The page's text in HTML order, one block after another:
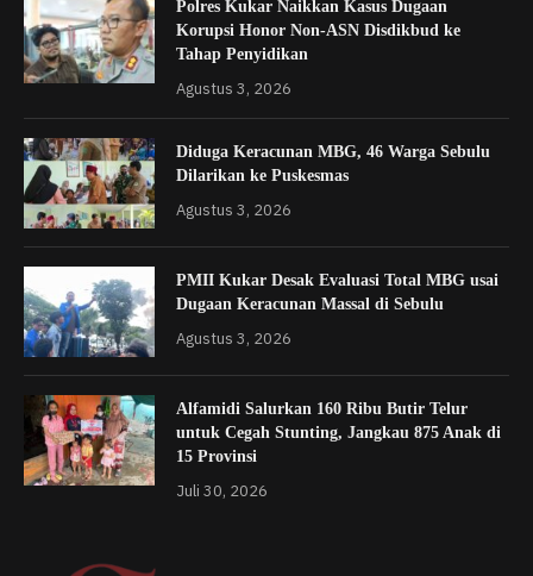
Polres Kukar Naikkan Kasus Dugaan
Korupsi Honor Non-ASN Disdikbud ke
Tahap Penyidikan
Agustus 3, 2026
Diduga Keracunan MBG, 46 Warga Sebulu
Dilarikan ke Puskesmas
Agustus 3, 2026
PMII Kukar Desak Evaluasi Total MBG usai
Dugaan Keracunan Massal di Sebulu
Agustus 3, 2026
Alfamidi Salurkan 160 Ribu Butir Telur
untuk Cegah Stunting, Jangkau 875 Anak di
15 Provinsi
Juli 30, 2026